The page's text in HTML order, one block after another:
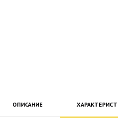
ОПИСАНИЕ